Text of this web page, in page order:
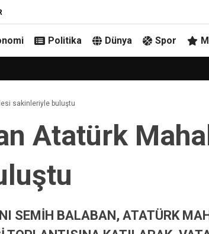
Politika Dünya Spor
sakinleriyle buluştu
Atatürk
SEMİH BALABAN, ATATÜRK